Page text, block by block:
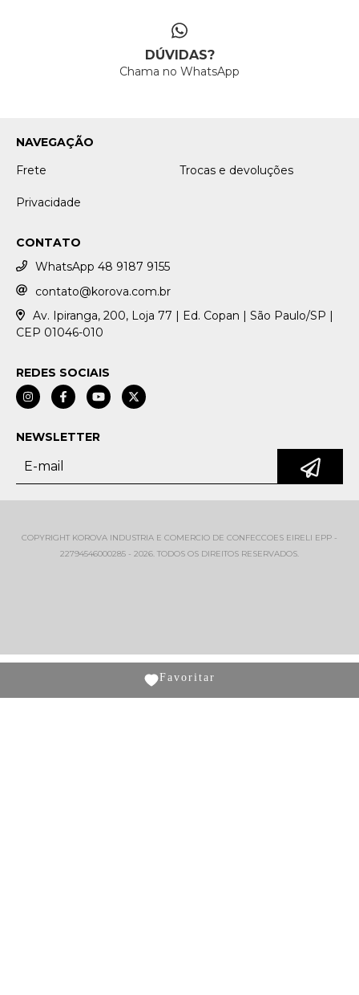
DÚVIDAS?
Chama no WhatsApp
NAVEGAÇÃO
Frete
Trocas e devoluções
Privacidade
CONTATO
WhatsApp 48 9187 9155
contato@korova.com.br
Av. Ipiranga, 200, Loja 77 | Ed. Copan | São Paulo/SP |
CEP 01046-010
REDES SOCIAIS
NEWSLETTER
COPYRIGHT KOROVA INDUSTRIA E COMERCIO DE CONFECCOES EIRELI EPP -
22794546000285 - 2026. TODOS OS DIREITOS RESERVADOS.